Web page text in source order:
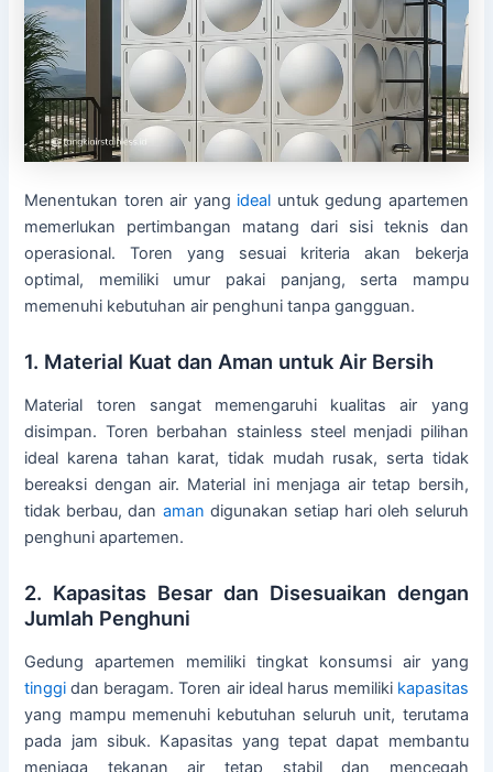
Menentukan toren air yang ideal untuk gedung apartemen
memerlukan pertimbangan matang dari sisi teknis dan
operasional. Toren yang sesuai kriteria akan bekerja
optimal, memiliki umur pakai panjang, serta mampu
memenuhi kebutuhan air penghuni tanpa gangguan.
1. Material Kuat dan Aman untuk Air Bersih
Material toren sangat memengaruhi kualitas air yang
disimpan. Toren berbahan stainless steel menjadi pilihan
ideal karena tahan karat, tidak mudah rusak, serta tidak
bereaksi dengan air. Material ini menjaga air tetap bersih,
tidak berbau, dan aman digunakan setiap hari oleh seluruh
penghuni apartemen.
2. Kapasitas Besar dan Disesuaikan dengan
Jumlah Penghuni
Gedung apartemen memiliki tingkat konsumsi air yang
tinggi dan beragam. Toren air ideal harus memiliki kapasitas
yang mampu memenuhi kebutuhan seluruh unit, terutama
pada jam sibuk. Kapasitas yang tepat dapat membantu
menjaga tekanan air tetap stabil dan mencegah